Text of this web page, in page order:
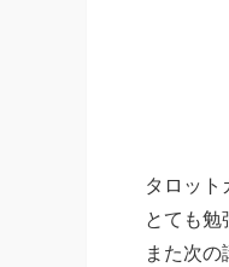
タロット
とても勉
また次の